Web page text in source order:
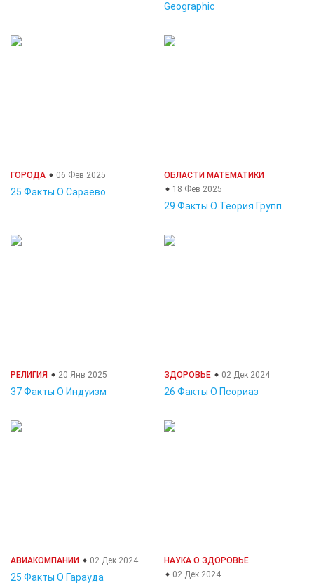
Geographic
ГОРОДА 06 Фев 2025
25 Факты О Сараево
ОБЛАСТИ МАТЕМАТИКИ
18 Фев 2025
29 Факты О Теория Групп
РЕЛИГИЯ 20 Янв 2025
37 Факты О Индуизм
ЗДОРОВЬЕ 02 Дек 2024
26 Факты О Псориаз
АВИАКОМПАНИИ 02 Дек 2024
25 Факты О Гарауда
НАУКА О ЗДОРОВЬЕ
02 Дек 2024